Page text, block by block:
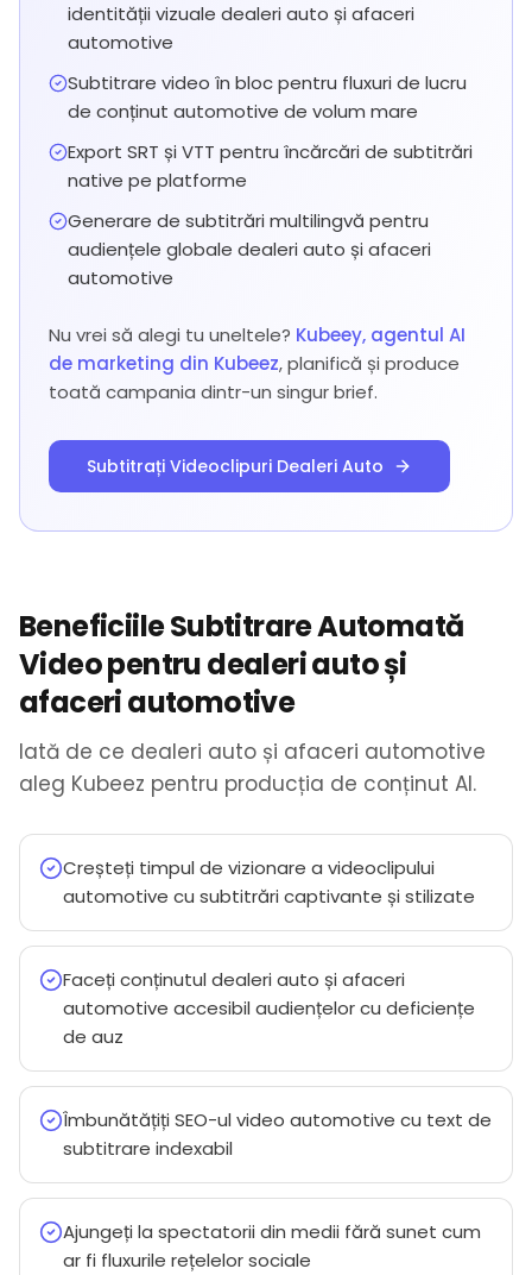
identității vizuale dealeri auto și afaceri
automotive
Subtitrare video în bloc pentru fluxuri de lucru
de conținut automotive de volum mare
Export SRT și VTT pentru încărcări de subtitrări
native pe platforme
Generare de subtitrări multilingvă pentru
audiențele globale dealeri auto și afaceri
automotive
Nu vrei să alegi tu uneltele? Kubeey, agentul AI
de marketing din Kubeez, planifică și produce
toată campania dintr-un singur brief.
Subtitrați Videoclipuri Dealeri Auto
Beneficiile Subtitrare Automată
Video pentru dealeri auto și
afaceri automotive
Iată de ce dealeri auto și afaceri automotive
aleg Kubeez pentru producția de conținut AI.
Creșteți timpul de vizionare a videoclipului
automotive cu subtitrări captivante și stilizate
Faceți conținutul dealeri auto și afaceri
automotive accesibil audiențelor cu deficiențe
de auz
Îmbunătățiți SEO-ul video automotive cu text de
subtitrare indexabil
Ajungeți la spectatorii din medii fără sunet cum
ar fi fluxurile rețelelor sociale